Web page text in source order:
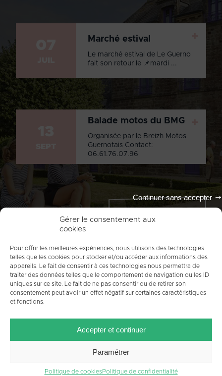
Gérer le consentement aux
cookies
Pour offrir les meilleures expériences, nous utilisons des technologies
telles que les cookies pour stocker et/ou accéder aux informations des
appareils. Le fait de consentir à ces technologies nous permettra de
traiter des données telles que le comportement de navigation ou les ID
uniques sur ce site. Le fait de ne pas consentir ou de retirer son
consentement peut avoir un effet négatif sur certaines caractéristiques
et fonctions.
Accepter et continuer
Continuer sans accepter
Paramétrer
Politique de cookiesPolitique de confidentialité
Marché estival
Le marché estival de Le Guerno
fait son retour le 📌mardi ...
Balade motos du BMG
Organisée par le Breizh Motos
Guernotais Contact:
06.61.76.07.96
PLAN DU SITE
MENTIONS LÉGALES
CRÉDITS POLITIQUE DE COOKIES (UE)